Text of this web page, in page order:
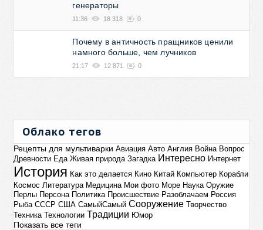
генераторы
11:36 18 318 0
Почему в античность пращников ценили
намного больше, чем лучников
21:17 12 871 0
Облако тегов
Рецепты для мультиварки Авиация Авто Англия Война Вопрос
Древности Еда Живая природа Загадка Интересно Интернет
История Как это делается Кино Китай Компьютер Корабли
Космос Литература Медицина Мои фото Море Наука Оружие
Перлы Персона Политика Происшествие Разоблачаем Россия
Рыба СССР США СамыйСамый Сооружение Творчество
Техника Технологии Традиции Юмор
Показать все теги